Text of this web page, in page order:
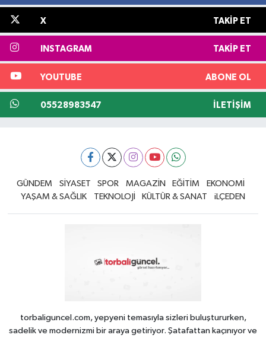
X TAKIP ET
INSTAGRAM TAKIP ET
YOUTUBE ABONE OL
05528983547 İLETIŞIM
GÜNDEM SİYASET SPOR MAGAZİN EĞİTİM
EKONOMİ
YAŞAM & SAĞLIK
TEKNOLOJİ KÜLTÜR & SANAT iLÇEDEN
torbaliguncel.com, yepyeni temasıyla sizleri buluştururken,
sadelik ve modernizmi bir araya getiriyor. Şatafattan kaçınıyor ve